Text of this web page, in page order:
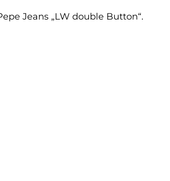
Jeans „LW double Button“.